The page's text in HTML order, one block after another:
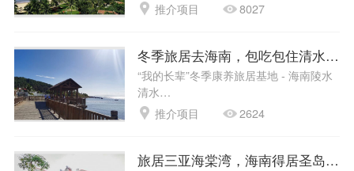
推介项目 8027
冬季旅居去海南，包吃包住清水湾
“我的长辈”冬季康养旅居基地 - 海南陵水
清水…
推介项目
2624
旅居三亚海棠湾，海南得居圣岛候